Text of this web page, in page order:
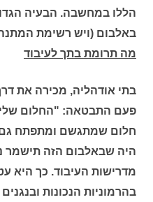
הללו במחשבה. הבעיה
באלבום (ויש רשימת
מה תרומת בתך לעיבוד
בתי אודהליה, מכירה את
פעם התבטאה: "החלום שלי
חלום שמתגשם ומתפתח גם
היה שבאלבום הזה תישמר
מדרישות העיבוד. כך היא
בהרמוניות הנכונות